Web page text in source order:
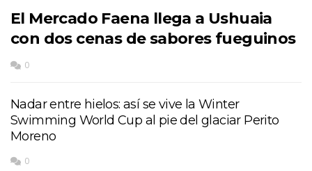
El Mercado Faena llega a Ushuaia
con dos cenas de sabores fueguinos
0
Nadar entre hielos: así se vive la Winter
Swimming World Cup al pie del glaciar Perito
Moreno
0